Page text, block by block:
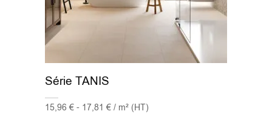
Série TANIS
15,96 € - 17,81 € / m² (HT)